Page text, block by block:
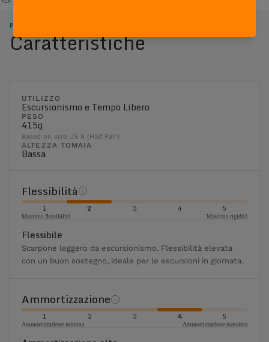
FREE BLAST SUEDE - ROSSO ARANCIONE
Caratteristiche
UTILIZZO
Escursionismo e Tempo Libero
PESO
415g
Based on size US 8 (Half Pair)
ALTEZZA TOMAIA
Bassa
Flessibilità
1 2 3 4 5
Massima flessibilità Massima rigidità
Flessibile
Scarpone leggero da escursionismo. Flessibilità elevata
con un buon sostegno, ideale per le escursioni in giornata.
Ammortizzazione
1 2 3 4 5
Ammortizzazione minima Ammortizzazione massima